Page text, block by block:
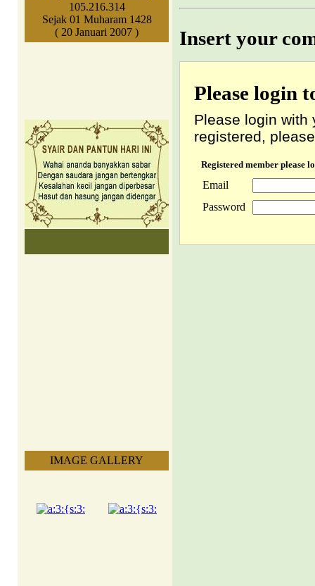
105.216.314
Sejak 01 Muharam 1428
( 20 Januari 2007 )
IMAGE GALLERY
Insert your
Please login
Please login with
registered,
Registered member please
Email
Password